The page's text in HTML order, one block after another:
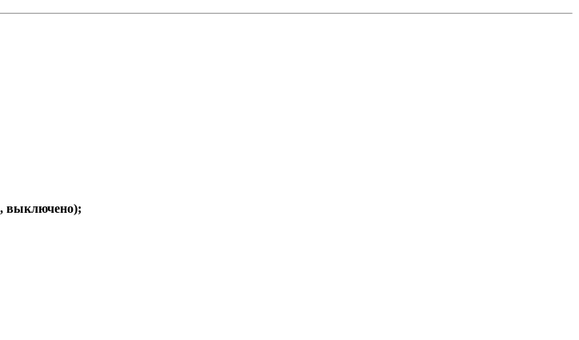
выключено);